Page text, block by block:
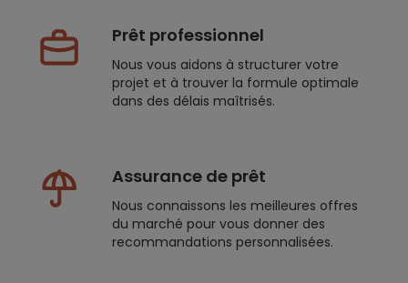
Prêt professionnel
Nous vous aidons à structurer votre
projet et à trouver la formule optimale
dans des délais maîtrisés.
Assurance de prêt
Nous connaissons les meilleures offres
du marché pour vous donner des
recommandations personnalisées.